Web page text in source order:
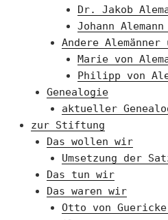
Dr. Jakob
Johann
Andere
Marie von
Philipp von
Genealogie
aktueller
zur Stiftung
Das wollen wir
Umsetzung der
Das tun wir
Das waren wir
Otto von